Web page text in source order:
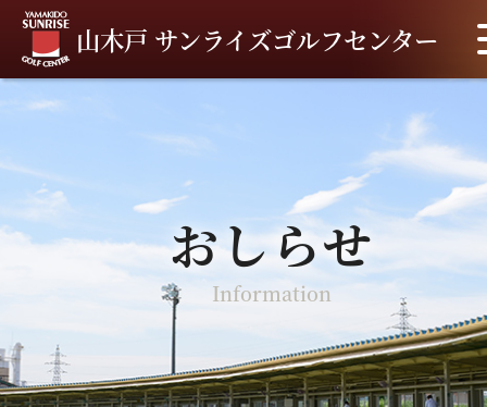
山木戸 サンライズゴルフセンター
おしらせ
Information